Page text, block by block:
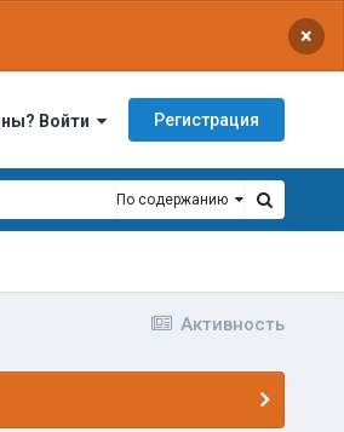
×
Войти Регистрация
По содержанию
Активность